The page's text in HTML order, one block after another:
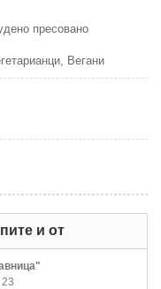
пресовано
Вегани
и от